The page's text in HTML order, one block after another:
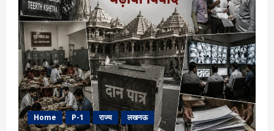
वायरल
वीडियो
से
उठे
सवाल,
चंपत
राय
ने
दी
सफाई,
आखिर
पूरा
मामला
क्या
है?
Home P-1 राज्य लखनऊ